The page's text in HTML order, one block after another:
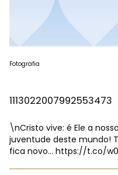
Fotografia
1113022007992553473
\nCristo vive: é Ele a
juventude deste mundo!
fica novo… https://t.co/